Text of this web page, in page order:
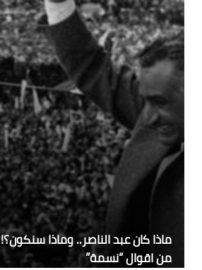
ماذا كان عبد الناصر.. وماذا سنكون؟!
من اقوال “نسمة”